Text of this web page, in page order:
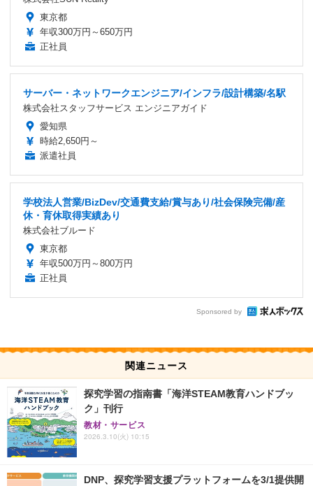
東京都
年収300万円～650万円
正社員
サーバー・ネットワークエンジニア/インフラ/設計構築/名駅
株式会社スタッフサービス エンジニアガイド
愛知県
時給2,650円～
派遣社員
学校法人営業/BizDev/交通費支給/賞与あり/社会保険完備/産
休・育休取得実績あり
株式会社ブルード
東京都
年収500万円～800万円
正社員
Sponsored by
関連ニュース
探究学習の指南書「海洋STEAM教育ハンドブッ
ク」刊行
教材・サービス
2026.3.10(火) 10:15
DNP、探究学習支援プラットフォームを3/1提供開